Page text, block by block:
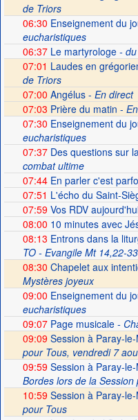
de Triors
06:30 Enseignement du
eucharistiques
06:37Le martyrologe- du
07:01 Laudes en
de Triors
07:00 Angélus - En direct
07:03 Prière du matin -
07:30 Enseignement du
eucharistiques
07:37Des questions sur
combat ultime
07:44En parler c'est
07:51 L'écho du Saint-
07:59Vos RDV
08:00 10 minutes avec
08:13 Entrons dans la
TO - Evangile Mt 14,22-33
08:30 Chapelet aux
Mystères joyeux
09:00 Enseignement du
eucharistiques
09:07Page musicale-
09:09 Session à Paray-
pour Tous, vendredi 7
09:59Session à Paray-le-
Bordes lors de la
10:59 Session à Paray-
pour Tous